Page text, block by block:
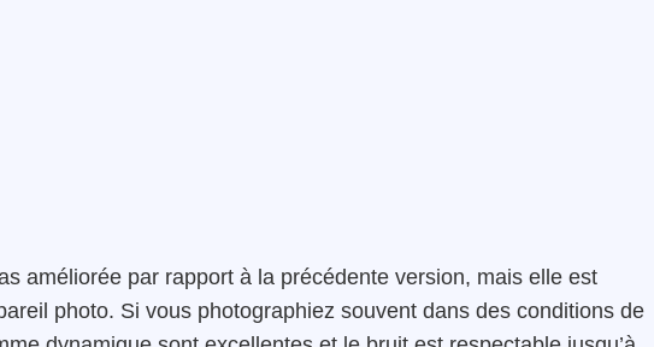
améliorée par rapport à la précédente version, mais elle est
photo. Si vous photographiez souvent dans des conditions de